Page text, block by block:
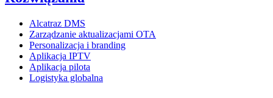
Alcatraz DMS
Zarządzanie aktualizacjami OTA
Personalizacja i branding
Aplikacja IPTV
Aplikacja pilota
Logistyka globalna